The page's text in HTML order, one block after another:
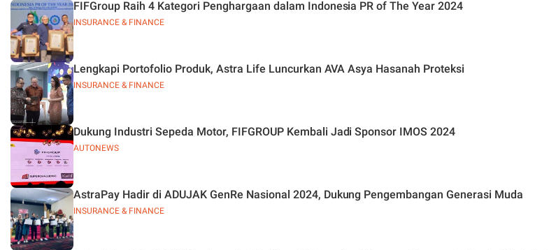
INSURANCE & FINANCE
FIFGroup Raih 4 Kategori Penghargaan dalam Indonesia PR of The Year 2024
INSURANCE & FINANCE
Lengkapi Portofolio Produk, Astra Life Luncurkan AVA Asya Hasanah Proteksi
AUTONEWS
Dukung Industri Sepeda Motor, FIFGROUP Kembali Jadi Sponsor IMOS 2024
INSURANCE & FINANCE
AstraPay Hadir di ADUJAK GenRe Nasional 2024, Dukung Pengembangan Generasi Muda